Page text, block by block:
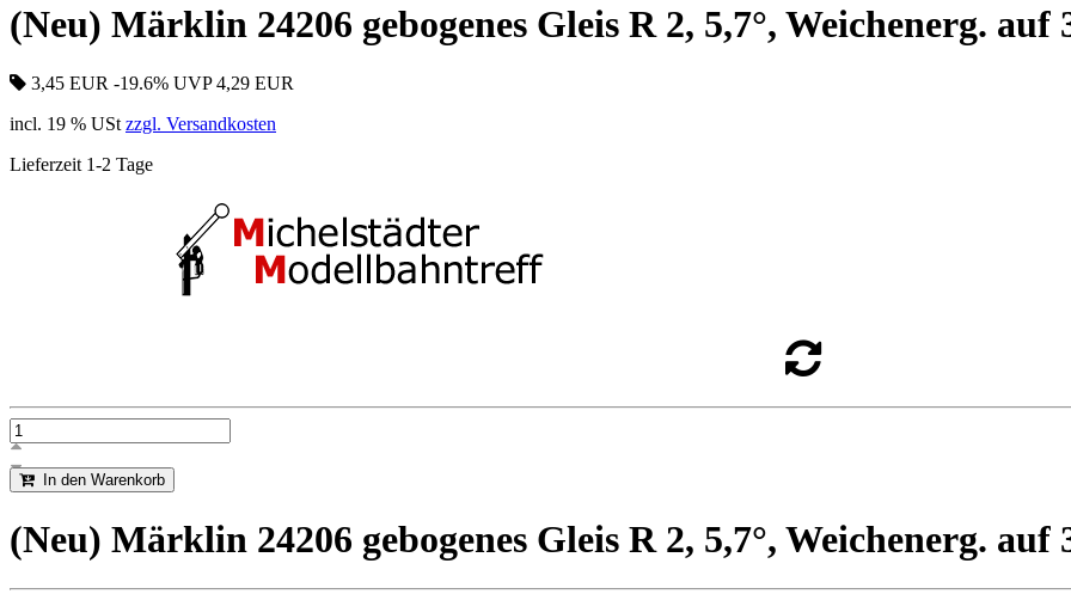
(Neu) Märklin 24206 gebogenes Gleis R 2, 5,7°, Weichenerg. auf
3,45 EUR -19.6% UVP 4,29 EUR
incl. 19 % USt zzgl. Versandkosten
Lieferzeit 1-2 Tage
In den Warenkorb
(Neu) Märklin 24206 gebogenes Gleis R 2, 5,7°, Weichenerg. auf